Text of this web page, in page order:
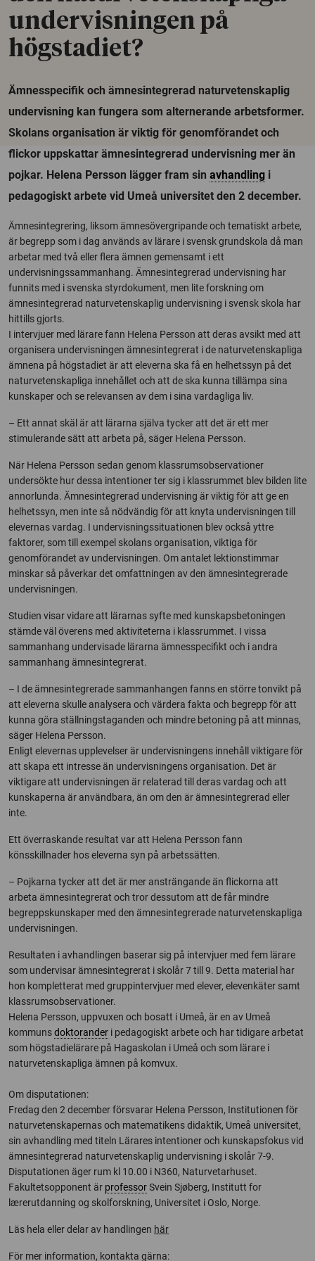
undervisningen på
högstadiet?
Ämnesspecifik och ämnesintegrerad naturvetenskaplig
undervisning kan fungera som alternerande arbetsformer.
Skolans organisation är viktig för genomförandet och
flickor uppskattar ämnesintegrerad undervisning mer än
pojkar. Helena Persson lägger fram sin avhandling i
pedagogiskt arbete vid Umeå universitet den 2 december.
Ämnesintegrering, liksom ämnesövergripande och tematiskt arbete,
är begrepp som i dag används av lärare i svensk grundskola då man
arbetar med två eller flera ämnen gemensamt i ett
undervisningssammanhang. Ämnesintegrerad undervisning har
funnits med i svenska styrdokument, men lite forskning om
ämnesintegrerad naturvetenskaplig undervisning i svensk skola har
hittills gjorts.
I intervjuer med lärare fann Helena Persson att deras avsikt med att
organisera undervisningen ämnesintegrerat i de naturvetenskapliga
ämnena på högstadiet är att eleverna ska få en helhetssyn på det
naturvetenskapliga innehållet och att de ska kunna tillämpa sina
kunskaper och se relevansen av dem i sina vardagliga liv.
– Ett annat skäl är att lärarna själva tycker att det är ett mer
stimulerande sätt att arbeta på, säger Helena Persson.
När Helena Persson sedan genom klassrumsobservationer
undersökte hur dessa intentioner ter sig i klassrummet blev bilden lite
annorlunda. Ämnesintegrerad undervisning är viktig för att ge en
helhetssyn, men inte så nödvändig för att knyta undervisningen till
elevernas vardag. I undervisningssituationen blev också yttre
faktorer, som till exempel skolans organisation, viktiga för
genomförandet av undervisningen. Om antalet lektionstimmar
minskar så påverkar det omfattningen av den ämnesintegrerade
undervisningen.
Studien visar vidare att lärarnas syfte med kunskapsbetoningen
stämde väl överens med aktiviteterna i klassrummet. I vissa
sammanhang undervisade lärarna ämnesspecifikt och i andra
sammanhang ämnesintegrerat.
– I de ämnesintegrerade sammanhangen fanns en större tonvikt på
att eleverna skulle analysera och värdera fakta och begrepp för att
kunna göra ställningstaganden och mindre betoning på att minnas,
säger Helena Persson.
Enligt elevernas upplevelser är undervisningens innehåll viktigare för
att skapa ett intresse än undervisningens organisation. Det är
viktigare att undervisningen är relaterad till deras vardag och att
kunskaperna är användbara, än om den är ämnesintegrerad eller
inte.
Ett överraskande resultat var att Helena Persson fann
könsskillnader hos eleverna syn på arbetssätten.
– Pojkarna tycker att det är mer ansträngande än flickorna att
arbeta ämnesintegrerat och tror dessutom att de får mindre
begreppskunskaper med den ämnesintegrerade naturvetenskapliga
undervisningen.
Resultaten i avhandlingen baserar sig på intervjuer med fem lärare
som undervisar ämnesintegrerat i skolår 7 till 9. Detta material har
hon kompletterat med gruppintervjuer med elever, elevenkäter samt
klassrumsobservationer.
Helena Persson, uppvuxen och bosatt i Umeå, är en av Umeå
kommunsdoktorander i pedagogiskt arbete och har tidigare arbetat
som högstadielärare på Hagaskolan i Umeå och som lärare i
naturvetenskapliga ämnen på komvux.
Om disputationen:
Fredag den 2 december försvarar Helena Persson, Institutionen för
naturvetenskapernas och matematikens didaktik, Umeå universitet,
sin avhandling med titeln Lärares intentioner och kunskapsfokus vid
ämnesintegrerad naturvetenskaplig undervisning i skolår 7-9.
Disputationen äger rum kl 10.00 i N360, Naturvetarhuset.
Fakultetsopponent är professorSvein Sjøberg, Institutt for
lærerutdanning og skolforskning, Universitet i Oslo, Norge.
Läs hela eller delar av handlingen här
För mer information, kontakta gärna: